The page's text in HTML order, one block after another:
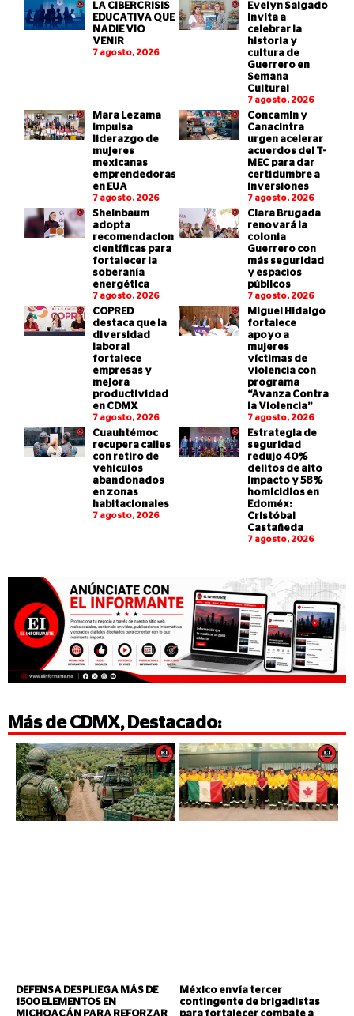
LA CIBERCRISIS
EDUCATIVA QUE
NADIE VIO
VENIR
7 agosto, 2026
Evelyn Salgado
invita a
celebrar la
historia y
cultura de
Guerrero en
Semana
Cultural
7 agosto, 2026
Mara Lezama
impulsa
liderazgo de
mujeres
mexicanas
emprendedoras
en EUA
7 agosto, 2026
Concamin y
Canacintra
urgen acelerar
acuerdos del T-
MEC para dar
certidumbre a
inversiones
7 agosto, 2026
Sheinbaum
adopta
recomendaciones
científicas para
fortalecer la
soberanía
energética
7 agosto, 2026
Clara Brugada
renovará la
colonia
Guerrero con
más seguridad
y espacios
públicos
7 agosto, 2026
COPRED
destaca que la
diversidad
laboral
fortalece
empresas y
mejora
productividad
en CDMX
7 agosto, 2026
Miguel Hidalgo
fortalece
apoyo a
mujeres
víctimas de
violencia con
programa
“Avanza Contra
la Violencia”
7 agosto, 2026
Cuauhtémoc
recupera calles
con retiro de
vehículos
abandonados
en zonas
habitacionales
7 agosto, 2026
Estrategia de
seguridad
redujo 40%
delitos de alto
impacto y 58%
homicidios en
Edoméx:
Cristóbal
Castañeda
7 agosto, 2026
Más deCDMX, Destacado:
DEFENSA DESPLIEGA MÁS DE
1500 ELEMENTOS EN
México envía tercer
contingente de brigadistas